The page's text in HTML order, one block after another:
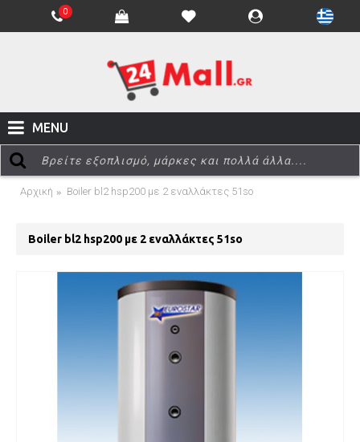
0
MENU
Αρχική Boiler bl2 hsp200 με 2 εναλλάκτες 51so
Boiler bl2 hsp200 με 2 εναλλάκτες 51so